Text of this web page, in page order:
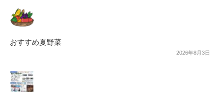
おすすめ夏野菜
2026年8月3日